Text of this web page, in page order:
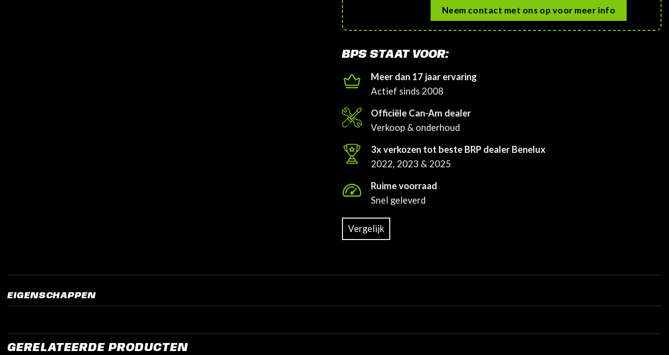
Neem contact met ons op voor meer info
BPS STAAT VOOR:
Meer dan 17 jaar ervaring
Actief sinds 2008
Officiële Can-Am dealer
Verkoop & onderhoud
3x verkozen tot beste BRP dealer Benelux
2022, 2023 & 2025
Ruime voorraad
Snel geleverd
Vergelijk
EIGENSCHAPPEN
GERELATEERDE PRODUCTEN